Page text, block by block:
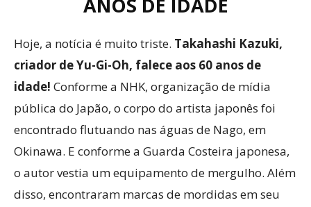
ANOS DE IDADE
Hoje, a notícia é muito triste. Takahashi Kazuki,
criador de Yu-Gi-Oh, falece aos 60 anos de
idade! Conforme a NHK, organização de mídia
pública do Japão, o corpo do artista japonês foi
encontrado flutuando nas águas de Nago, em
Okinawa. E conforme a Guarda Costeira japonesa,
o autor vestia um equipamento de mergulho. Além
disso, encontraram marcas de mordidas em seu